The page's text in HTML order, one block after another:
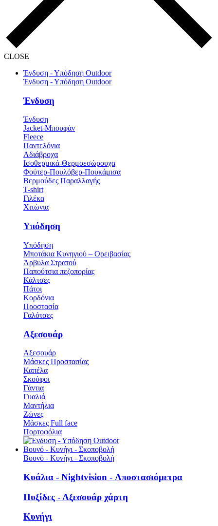
CLOSE
Ένδυση - Υπόδηση Outdoor
Ένδυση - Υπόδηση Outdoor
Ένδυση
Ένδυση
Jacket-Μπουφάν
Fleece
Παντελόνια
Αδιάβροχα
Ισοθερμικά-Θερμοεσώρουχα
Φούτερ-Πουλόβερ-Πουκάμισα
Βερμούδες Παραλλαγής
T-shirt
Γιλέκα
Χιτώνια
Υπόδηση
Υπόδηση
Μποτάκια Κυνηγιού – Ορειβασίας
Άρβυλα Στρατού
Παπούτσια πεζοπορίας
Κάλτσες
Πάτοι
Κορδόνια
Προστασία
Γαλότσες
Αξεσουάρ
Αξεσουάρ
Μάσκες Προστασίας
Καπέλα
Σκούφοι
Γάντια
Γυαλιά
Μαντήλια
Ζώνες
Μάσκες Full face
Πορτοφόλια
Βουνό - Κυνήγι - Σκοποβολή
Βουνό - Κυνήγι - Σκοποβολή
Κυάλια - Nightvision - Αποστασιόμετρα
Πυξίδες - Αξεσουάρ χάρτη
Κυνήγι